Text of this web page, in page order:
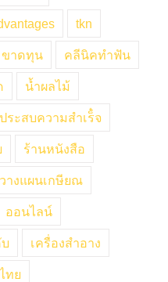
tkn
ขาดทุน คลีนิคทำฟัน
น้ำผลไม้
ประสบความสำเร็๋จ
ร้านหนังสือ
วางแผนเกษียณ
ออนไลน์
เครื่องสำอาง
ไทย